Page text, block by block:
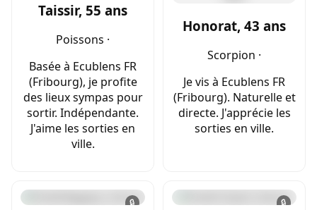
Taissir, 55 ans
Poissons ·
Basée à Ecublens FR
(Fribourg), je profite
des lieux sympas pour
sortir. Indépendante.
J'aime les sorties en
ville.
Honorat, 43 ans
Scorpion ·
Je vis à Ecublens FR
(Fribourg). Naturelle et
directe. J'apprécie les
sorties en ville.
🔒 🔒